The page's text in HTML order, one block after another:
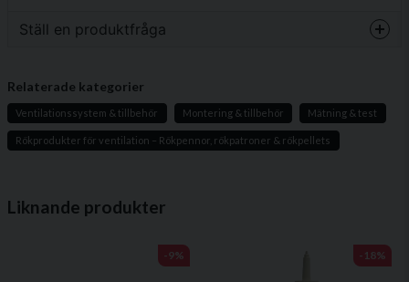
Liknande produkter
-9% -18%
Vikt:ca. 1 g per sticka
Rökmängd:ca. 0,75 m³ per sticka
Brinntid: ca. 20 sekunder
Luftströmsstudier och täthetskontroller i
Test av rökdetektorer och brandvarnare
Ställ en produktfråga
Fråga oss något om denna produkten...
Relaterade kategorier
Ventilationssystem & tillbehör Montering & tillbehör Mätning & test
Rökprodukter för ventilation – Rökpennor, rökpatroner & rökpellets